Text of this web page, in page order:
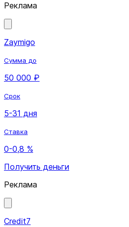
Реклама
Zaymigo
Сумма до
50 000 ₽
Срок
5-31 дня
Ставка
0-0,8 %
Получить деньги
Реклама
Credit7